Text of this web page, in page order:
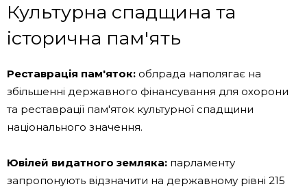
Культурна спадщина та
історична пам'ять
Реставрація пам'яток: облрада наполягає на
збільшенні державного фінансування для охорони
та реставрації пам'яток культурної спадщини
національного значення.
Ювілей видатного земляка: парламенту
запропонують відзначити на державному рівні 215